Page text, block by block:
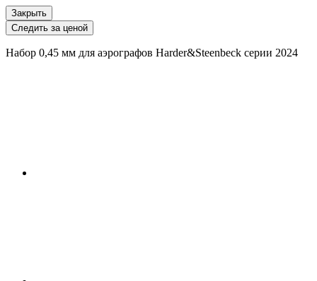
Закрыть
Следить за ценой
Набор 0,45 мм для аэрографов Harder&Steenbeck серии 2024